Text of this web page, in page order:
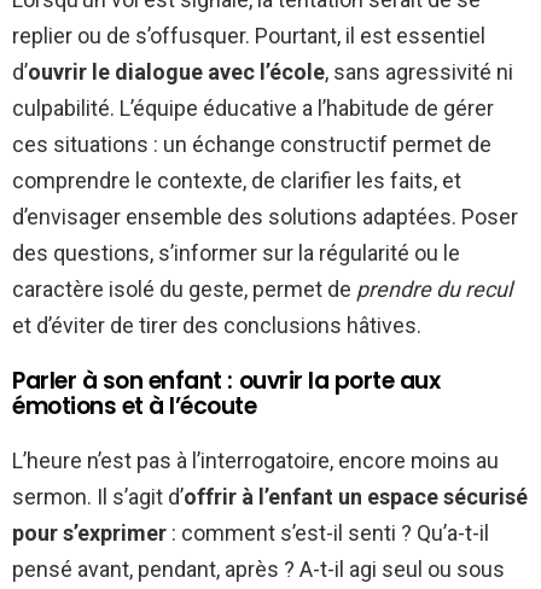
replier ou de s’offusquer. Pourtant, il est essentiel
d’ouvrir le dialogue avec l’école, sans agressivité ni
culpabilité. L’équipe éducative a l’habitude de gérer
ces situations : un échange constructif permet de
comprendre le contexte, de clarifier les faits, et
d’envisager ensemble des solutions adaptées. Poser
des questions, s’informer sur la régularité ou le
caractère isolé du geste, permet de prendre du recul
et d’éviter de tirer des conclusions hâtives.
Parler à son enfant : ouvrir la porte aux
émotions et à l’écoute
L’heure n’est pas à l’interrogatoire, encore moins au
sermon. Il s’agit d’offrir à l’enfant un espace sécurisé
pour s’exprimer : comment s’est-il senti ? Qu’a-t-il
pensé avant, pendant, après ? A-t-il agi seul ou sous